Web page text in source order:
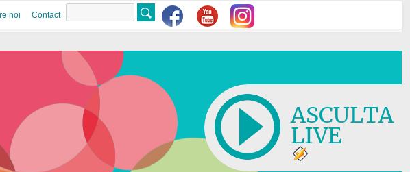
noi Contact
ASCULTA
LIVE